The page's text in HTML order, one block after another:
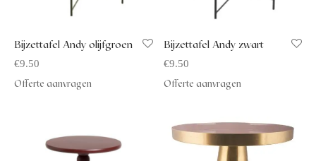
Bijzettafel Andy olijfgroen
€9.50
Offerte aanvragen
Bijzettafel Andy zwart
€9.50
Offerte aanvragen